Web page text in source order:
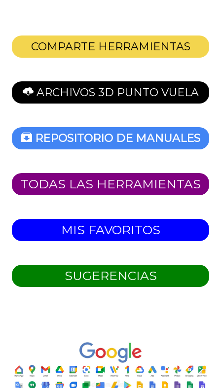
COMPARTE HERRAMIENTAS
ARCHIVOS 3D PUNTO VUELA
REPOSITORIO DE MANUALES
TODAS LAS HERRAMIENTAS
MIS FAVORITOS
SUGERENCIAS